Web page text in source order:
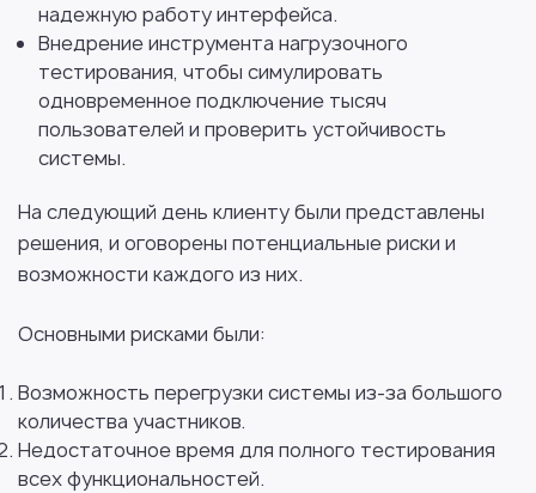
надежную работу интерфейса.
Внедрение инструмента нагрузочного
тестирования, чтобы симулировать
одновременное подключение тысяч
пользователей и проверить устойчивость
системы.
На следующий день клиенту были представлены
решения, и оговорены потенциальные риски и
возможности каждого из них.
Основными рисками были:
Возможность перегрузки системы из-за большого
количества участников.
Недостаточное время для полного тестирования
всех функциональностей.